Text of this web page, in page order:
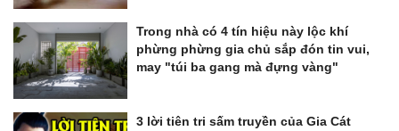
Trong nhà có 4 tín hiệu này lộc khí
phừng phừng gia chủ sắp đón tin vui,
may "túi ba gang mà đựng vàng"
3 lời tiên tri sấm truyền của Gia Cát